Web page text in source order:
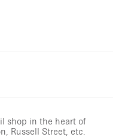
shop in the heart of
Russell Street, etc.